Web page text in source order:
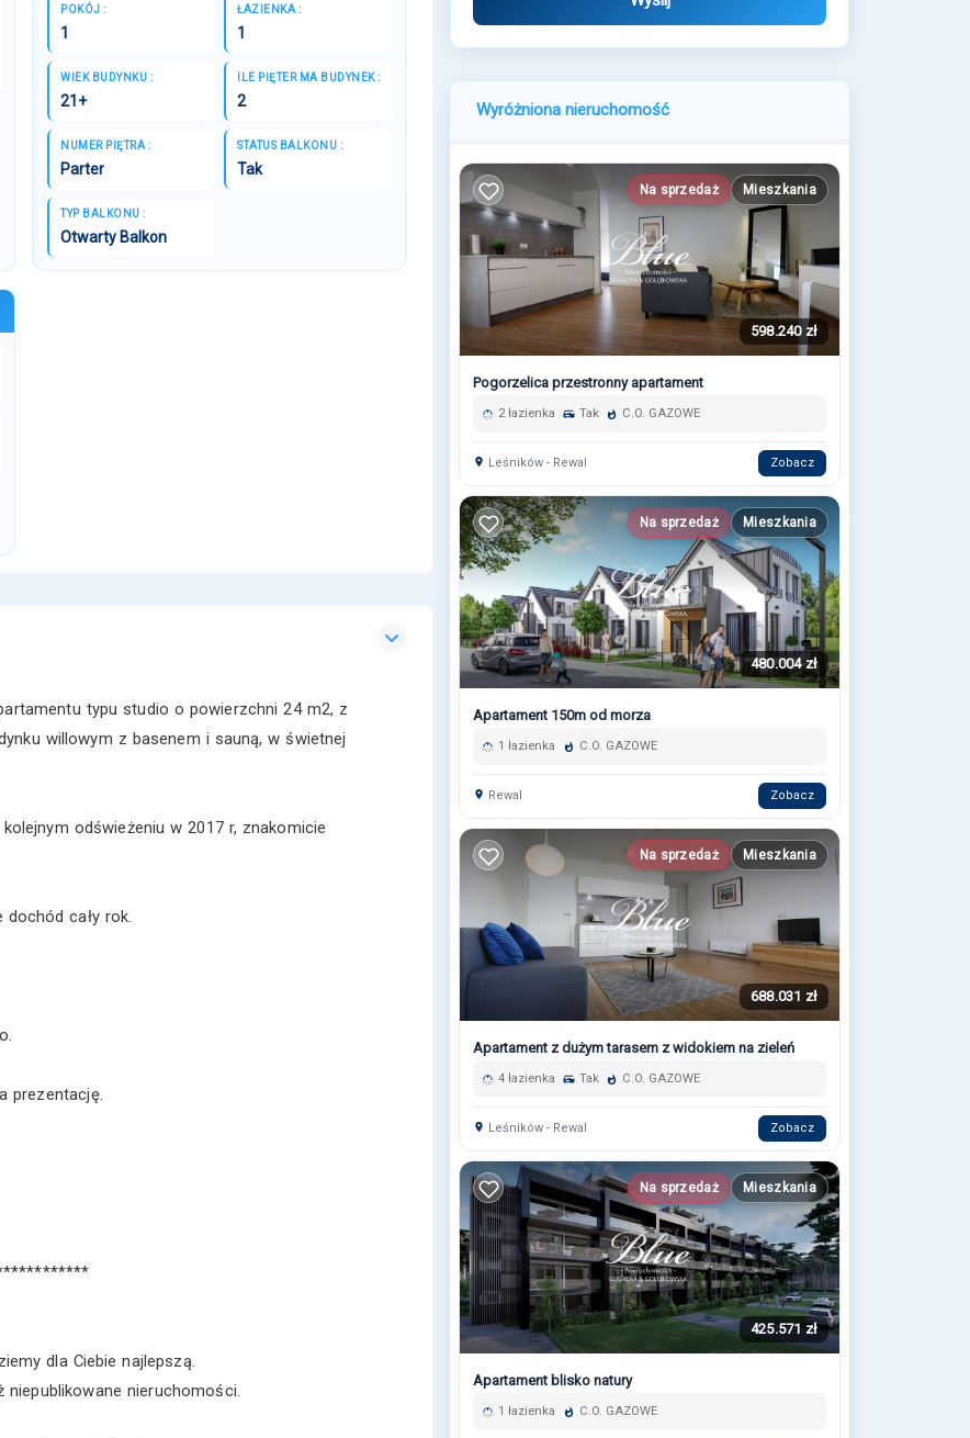
POKÓJ :
1
ŁAZIENKA :
1
WIEK BUDYNKU :
21+
ILE PIĘTER MA BUDYNEK :
2
NUMER PIĘTRA :
Parter
STATUS BALKONU :
Tak
TYP BALKONU :
Otwarty Balkon
typu studio o powierzchni 24 m2, z
willowym z basenem i sauną, w świetnej
odświeżeniu w 2017 r, znakomicie
cały rok.
prezentację.
dla Ciebie najlepszą.
nieruchomości.
Wyróżniona nieruchomość
Na sprzedaż Mieszkania
598.240 zł
Pogorzelica przestronny apartament
2 łazienka Tak C.O. GAZOWE
Leśników - Rewal Zobacz
Na sprzedaż Mieszkania
480.004 zł
Apartament 150m od morza
1 łazienka C.O. GAZOWE
Rewal Zobacz
Na sprzedaż Mieszkania
688.031 zł
Apartament z dużym tarasem z widokiem na zieleń
4 łazienka Tak C.O. GAZOWE
Leśników - Rewal Zobacz
Na sprzedaż Mieszkania
425.571 zł
Apartament blisko natury
1 łazienka C.O. GAZOWE